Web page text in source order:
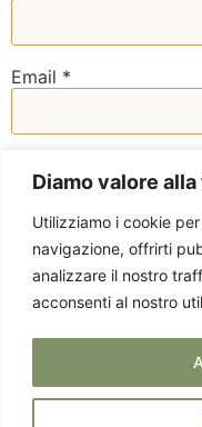
Diamo valore
Utilizziamo i cookie
navigazione, offrirti
analizzare il nostro
acconsenti al nostro
Email *